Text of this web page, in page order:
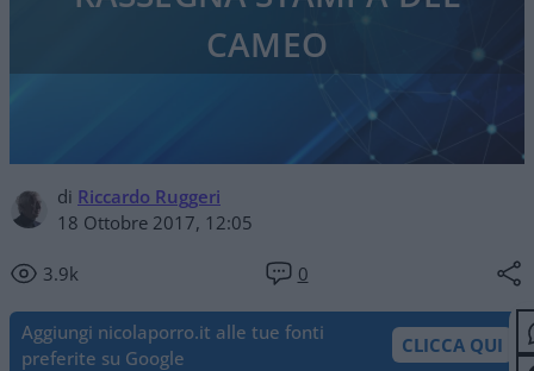
di Riccardo Ruggeri
18 Ottobre 2017, 12:05
3.9k 0
CAMEO
Aggiungi nicolaporro.it alle tue fonti
preferite su Google
CLICCA QUI